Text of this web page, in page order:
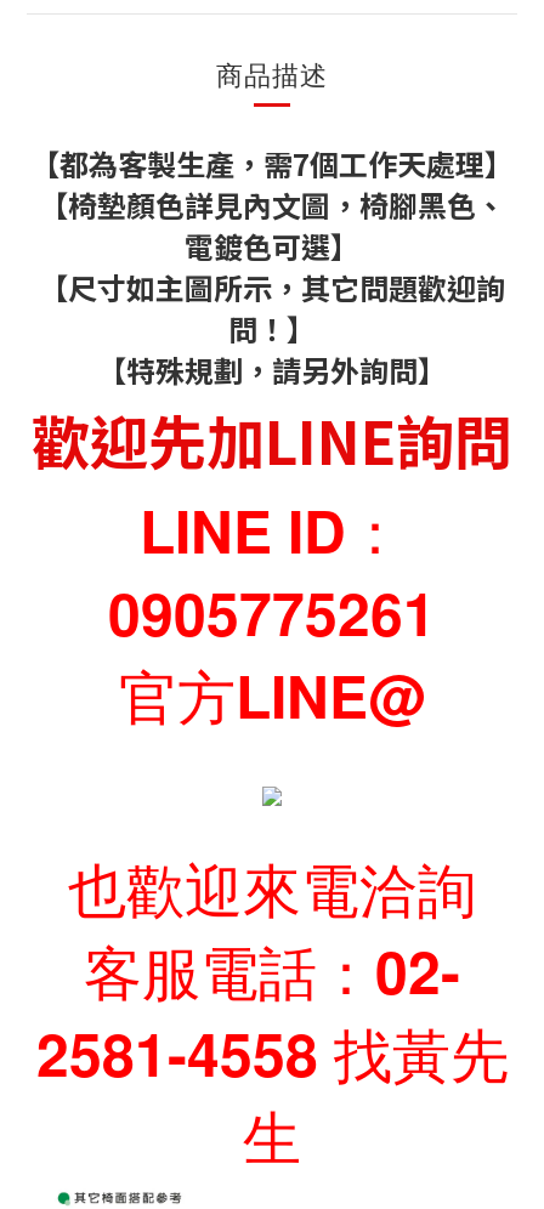
商品描述
【都為客製生產，需7個工作天處理】
【椅墊顏色詳見內文圖，椅腳黑色、
電鍍色可選】
【尺寸如主圖所示，其它問題歡迎詢
問！】
【特殊規劃，請另外詢問】
歡迎先加LINE詢問
LINE ID：
0905775261
官方LINE@
也歡迎來電洽詢
客服電話：02-
2581-4558 找黃先
生